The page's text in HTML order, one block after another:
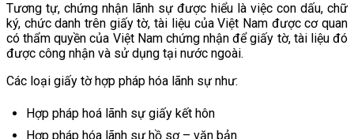
Tương tự, chứng nhận lãnh sự được hiểu là việc con dấu, chữ
ký, chức danh trên giấy tờ, tài liệu của Việt Nam được cơ quan
có thẩm quyền của Việt Nam chứng nhận để giấy tờ, tài liệu đó
được công nhận và sử dụng tại nước ngoài.
Các loại giấy tờ hợp pháp hóa lãnh sự như:
Hợp pháp hoá lãnh sự giấy kết hôn
Hợp pháp hóa lãnh sự hồ sơ – văn bản